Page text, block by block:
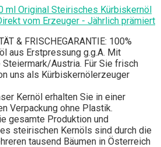
ml Original Steirisches Kürbiskernöl
vom Erzeuger - Jährlich prämiert
& FRISCHEGARANTIE: 100%
aus Erstpressung g.g.A. Mit
Austria. Für Sie frisch
uns als Kürbiskernölerzeuger
Kernöl erhalten Sie in einer
Verpackung ohne Plastik.
gesamte Produktion und
steirischen Kernöls sind durch die
tausend Bäumen in Österreich